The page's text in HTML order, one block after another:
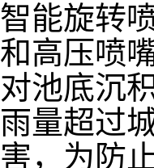
智能旋转
和高压喷
对池底沉
雨量超过
害，为防